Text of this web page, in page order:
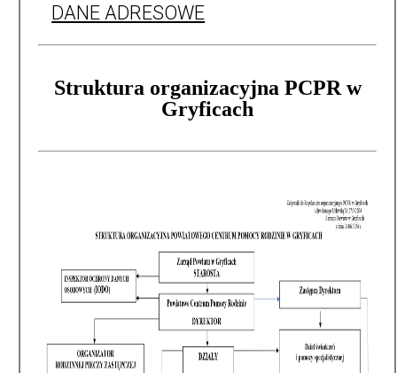
DANE ADRESOWE
Struktura organizacyjna PCPR w
Gryficach